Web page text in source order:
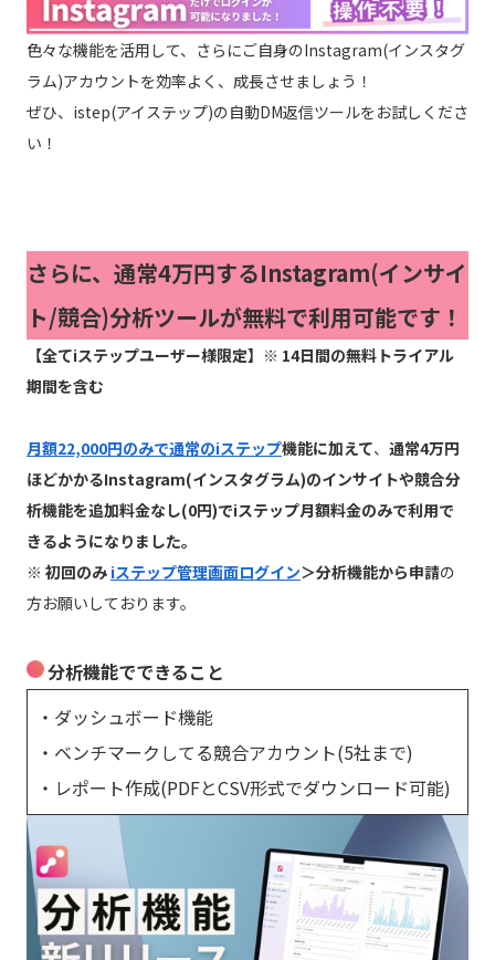
色々な機能を活用して、さらにご自身のInstagram(インスタグ
ラム)アカウントを効率よく、成長させましょう！
ぜひ、istep(アイステップ)の自動DM返信ツールをお試しくださ
い！
さらに、通常4万円するInstagram(インサイ
ト/競合)分析ツールが無料で利用可能です！
【全てiステップユーザー様限定】※ 14日間の無料トライアル
期間を含む
月額22,000円のみで通常のiステップ機能に加えて、 通常4万円
ほどかかるInstagram(インスタグラム)のインサイトや競合分
析機能を追加料金なし(0円)でiステップ月額料金のみで利用で
きるようになりました。
※ 初回のみ iステップ管理画面ログイン＞分析機能から申請の
方お願いしております。
分析機能でできること
・ダッシュボード機能
・ベンチマークしてる競合アカウント(5社まで)
・レポート作成(PDFとCSV形式でダウンロード可能)